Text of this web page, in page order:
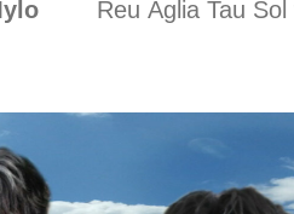
Reu Aglia Tau